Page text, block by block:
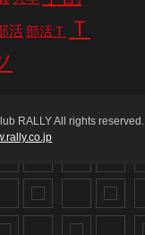
活部活Ｔ
Ｔ
RALLY All rights reserved.